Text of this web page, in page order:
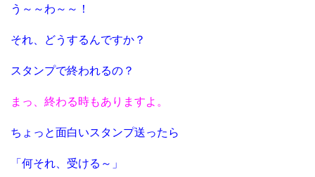
う～～わ～～！
それ、どうするんですか？
スタンプで終われるの？
まっ、終わる時もありますよ。
ちょっと面白いスタンプ送ったら
「何それ、受ける～」